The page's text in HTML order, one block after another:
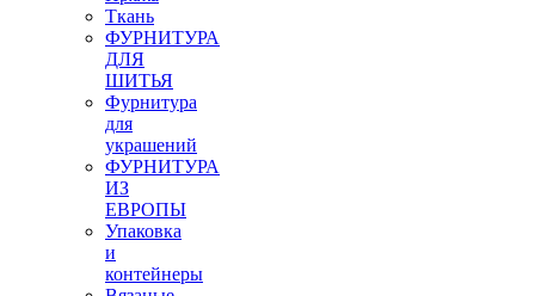
Ткань
ФУРНИТУРА
ДЛЯ
ШИТЬЯ
Фурнитура
для
украшений
ФУРНИТУРА
ИЗ
ЕВРОПЫ
Упаковка
и
контейнеры